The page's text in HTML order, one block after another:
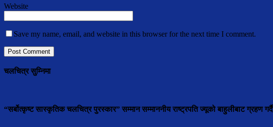
Website
Save my name, email, and website in this browser for the next time I comment.
चलचित्र सुम्निमा
“सर्बोत्कृष्ट सास्कृतिक चलचित्र पुरस्कार” सम्मान सम्माननीय राष्ट्रपति ज्यूको बाहुलीबाट ग्रहण गर्दै